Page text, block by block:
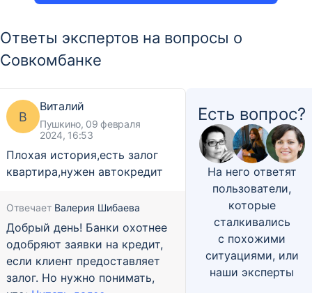
Ответы экспертов на вопросы о
Совкомбанке
В
Виталий
Пушкино, 09 февраля
2024, 16:53
Плохая история,есть залог
квартира,нужен автокредит
Отвечает Валерия Шибаева
Добрый день! Банки охотнее
одобряют заявки на кредит,
если клиент предоставляет
залог. Но нужно понимать,
Есть вопрос?
На него ответят
пользователи,
которые
сталкивались
с похожими
ситуациями, или
наши эксперты